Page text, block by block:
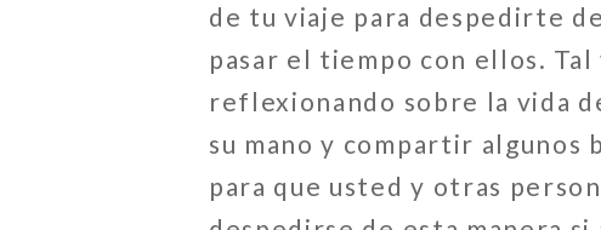
de tu viaje para despedirte
pasar el tiempo con ellos.
reflexionando sobre la vida
su mano y compartir
para que usted y otras